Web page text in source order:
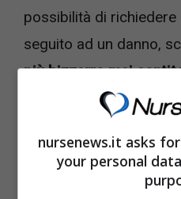
possibilità di
seguito ad un danno,
più bizzarre mai
Risarcimento
casa degli
nursenews.it asks
your personal